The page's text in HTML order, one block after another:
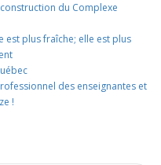
du Complexe
est plus fraîche; elle est plus
des enseignantes et
!